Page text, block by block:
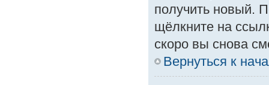
получить новый.
щёлкните на
скоро вы снова
Вернуться к